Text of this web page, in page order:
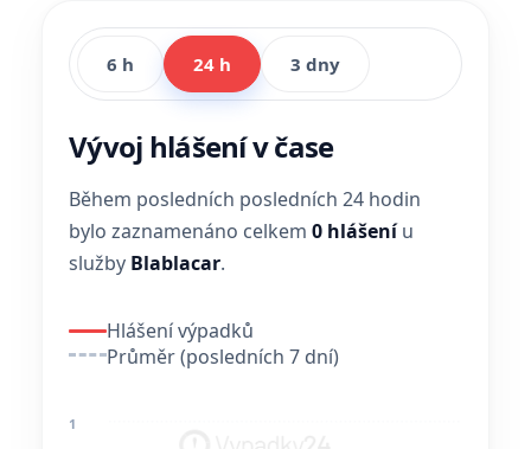
6 h 24 h 3 dny
Vývoj hlášení v čase
Během posledních posledních 24 hodin
bylo zaznamenáno celkem 0 hlášeníu
služby Blablacar.
Hlášení výpadků
Průměr (posledních 7 dní)
1